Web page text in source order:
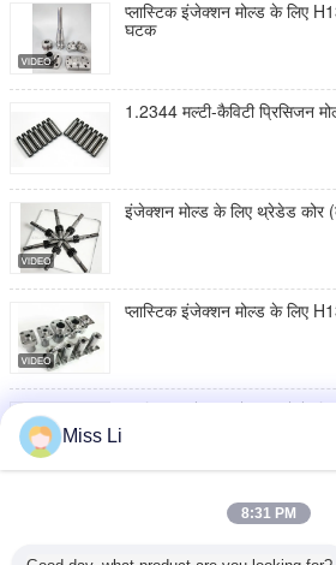
प्लास्टिक इंजेक्शन मोल्ड के लिए
घटक
1.2344 मल्टी-कैविटी प्रिसिजन
इंजेक्शन मोल्ड के लिए थ्रेडेड कोर
प्लास्टिक इंजेक्शन मोल्ड के लिए
प्लास्टिक इंजेक्शन मोल्ड भागों के
कस्टम इंजेक्शन मोल्ड के लिए कठोर
Miss Li
8:31 PM